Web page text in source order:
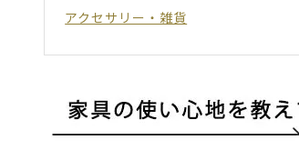
アクセサリー・雑貨